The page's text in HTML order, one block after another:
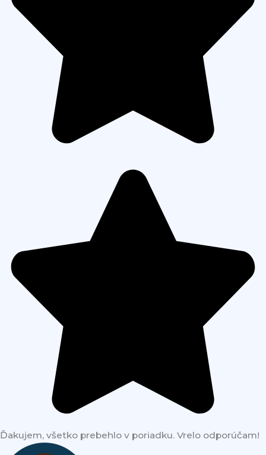
Ďakujem, všetko prebehlo v poriadku. Vrelo odporúčam!